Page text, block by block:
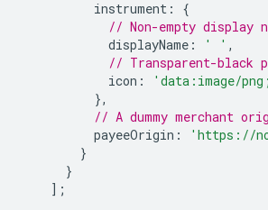
instrument :
{
// Non-empty display
displayName : ' ' ,
// Transparent-black
icon :
'data:image/
},
// A dummy merchant
payeeOrigin :
'https://
}
}
];